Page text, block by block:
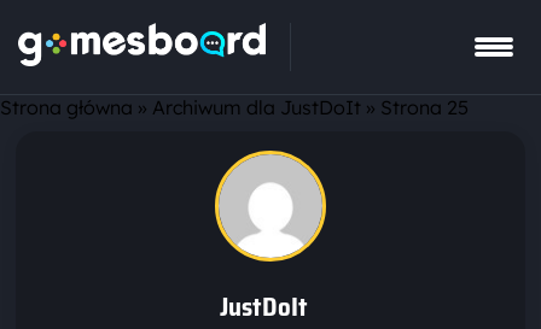
Strona główna » Archiwum dla JustDoIt » Strona 25
JustDoIt